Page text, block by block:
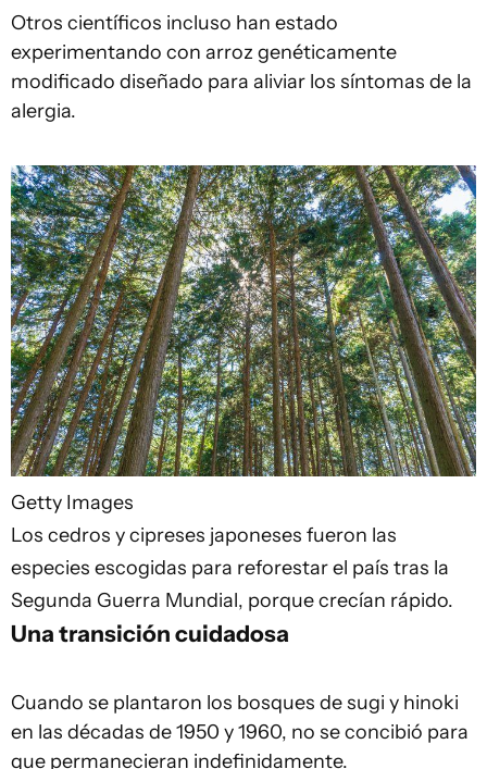
Otros científicos incluso han estado
experimentando con arroz genéticamente
modificado diseñado para aliviar los síntomas de la
alergia.
Getty Images
Los cedros y cipreses japoneses fueron las
especies escogidas para reforestar el país tras la
Segunda Guerra Mundial, porque crecían rápido.
Una transición cuidadosa
Cuando se plantaron los bosques de sugi y hinoki
en las décadas de 1950 y 1960, no se concibió para
que permanecieran indefinidamente.